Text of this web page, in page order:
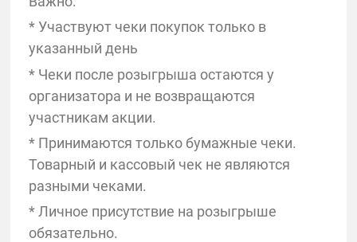
* Участвуют чеки покупок только в
указанный день
* Чеки после розыгрыша остаются у
организатора и не возвращаются
участникам акции.
* Принимаются только бумажные чеки.
Товарный и кассовый чек не являются
разными чеками.
* Личное присутствие на розыгрыше
обязательно.